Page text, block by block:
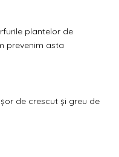
plantelor de
prevenim asta
de crescut și greu de